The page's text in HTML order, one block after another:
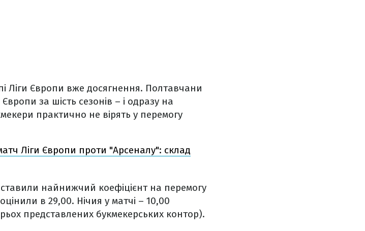
Ліги Європи вже досягнення. Полтавчани
за шість сезонів – і одразу на
практично не вірять у перемогу
Ліги Європи проти "Арсеналу": склад
найнижчий коефіцієнт на перемогу
в 29,00. Нічия у матчі – 10,00
представлених букмекерських контор).